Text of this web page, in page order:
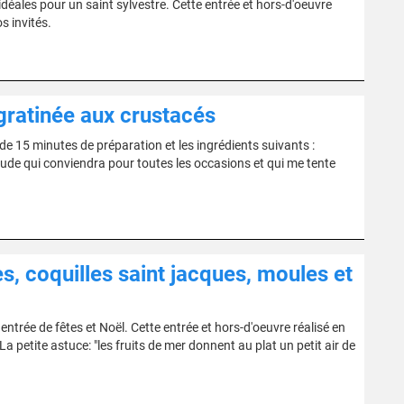
pour un saint sylvestre. Cette entrée et hors-d'oeuvre
invités.
aux crustacés
15 minutes de préparation et les ingrédients suivants :
qui conviendra pour toutes les occasions et qui me tente
coquilles saint jacques, moules et
de fêtes et Noël. Cette entrée et hors-d'oeuvre réalisé en
petite astuce: "les fruits de mer donnent au plat un petit air de